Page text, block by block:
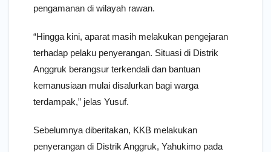
pengamanan di wilayah rawan.
“Hingga kini, aparat masih melakukan pengejaran
terhadap pelaku penyerangan. Situasi di Distrik
Anggruk berangsur terkendali dan bantuan
kemanusiaan mulai disalurkan bagi warga
terdampak,” jelas Yusuf.
Sebelumnya diberitakan, KKB melakukan
penyerangan di Distrik Anggruk, Yahukimo pada